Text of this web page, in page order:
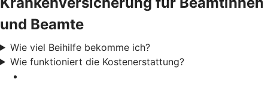
und Beamte
Wie viel Beihilfe bekomme ich?
Wie funktioniert die Kostenerstattung?